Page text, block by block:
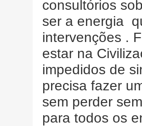
consultórios
ser a energia
intervenções .
estar na
impedidos de
precisa fazer
sem perder
para todos os